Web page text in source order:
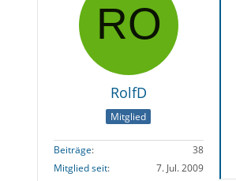
RolfD
Mitglied
Beiträge
38
Mitglied seit
7. Jul. 2009